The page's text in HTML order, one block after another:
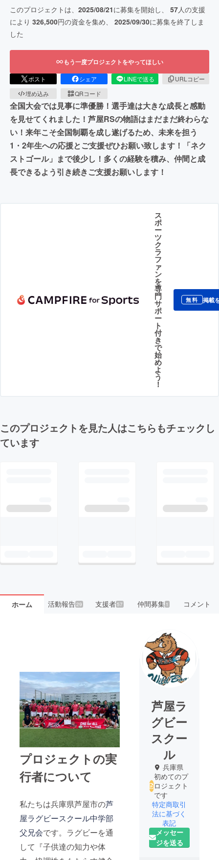
このプロジェクトは、 2025/08/21に募集を開始し、 57人の支援
により 326,500円の資金を集め、 2025/09/30に募集を終了しま
した
もう一度プロジェクトをやってほしい
ポスト シェア LINEで送る
URLコピー
埋め込み
QRコード
全国大会では見事に準優勝！選手達は大きな成長と感動
を見せてくれました！芦屋RSの物語はまだまだ終わらな
い！来年こそ全国制覇を成し遂げるため、未来を担う
1・2年生への応援とご支援ぜひお願い致します！「ネク
ストゴール」まで後少し！多くの経験を積み、仲間と成
長できるよう引き続きご支援お願いします！
ス
ポ
ー
ツ
ク
ラ
フ
ァ
ン
を
専
門
サ
ポ
ー
ト
付
き
で
始
め
よ
う
！
無料 掲載
このプロジェクトを見た人はこちらもチェックし
ています
ホーム 活動報告29 支援者57 仲間募集 1 コメント
プロジェクトの実
行者について
私たちは兵庫県芦屋市の芦
屋ラグビースクール中学部
父兄会です。ラグビーを通
して『子供達の知力や体
芦屋ラ
グビー
スクー
ル
兵庫県
初めてのプ
ロジェクト
です
特定商取引
法に基づく
表記
メッセー
ジを送る